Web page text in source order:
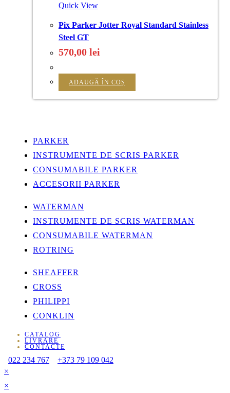
Quick View
Pix Parker Jotter Royal Standard Stainless
Steel GT
570,00 lei
ADAUGĂ ÎN COȘ
PARKER
INSTRUMENTE DE SCRIS PARKER
CONSUMABILE PARKER
ACCESORII PARKER
WATERMAN
INSTRUMENTE DE SCRIS WATERMAN
CONSUMABILE WATERMAN
ROTRING
SHEAFFER
CROSS
PHILIPPI
CONKLIN
CATALOG
LIVRARE
CONTACTE
022 234 767
+373 79 109 042
×
×